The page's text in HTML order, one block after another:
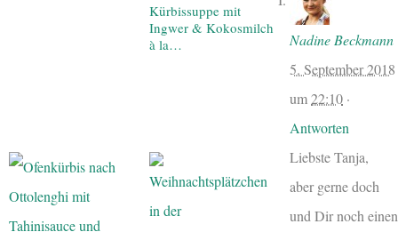
Kürbissuppe mit
Ingwer & Kokosmilch
à la…
Nadine Beckmann
5. September 2018
um22:10 ·
Antworten
Liebste Tanja,
aber gerne doch
und Dir noch einen